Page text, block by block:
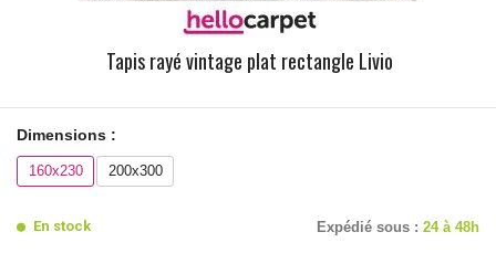
Tapis rayé vintage plat rectangle Livio
Dimensions :
160x230 200x300
En stock Expédié sous : 24 à 48h